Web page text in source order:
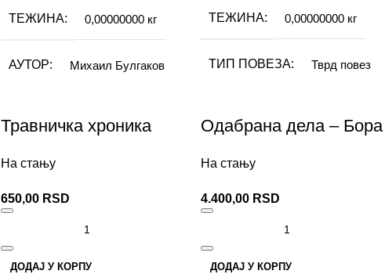
ТЕЖИНА 0,00000000 кг
АУТОР Михаил Булгаков
ТИП ПОВЕЗА
ТЕЖИНА 0,00000000 кг
ТИП ПОВЕЗА Тврд повез
АУТОР
Травничка хроника
На стању
650,00 RSD
ДОДАЈ У КОРПУ
Одабрана дела – Бора
На стању
4.400,00 RSD
ДОДАЈ У КОРПУ